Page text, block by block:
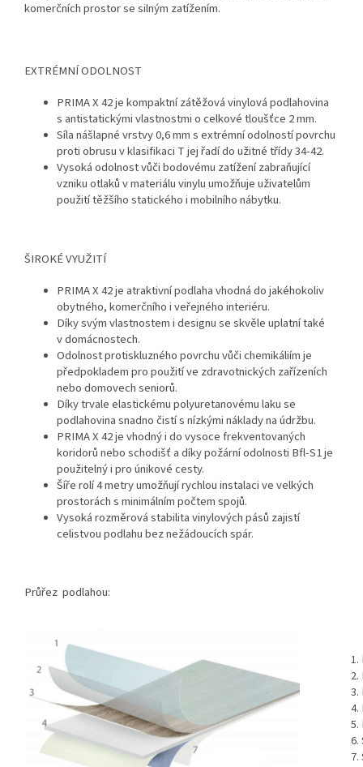
komerčních prostor se silným zatížením.
EXTRÉMNÍ ODOLNOST
PRIMA X 42 je kompaktní zátěžová vinylová podlahovina
s antistatickými vlastnostmi o celkové tloušťce 2 mm.
Síla nášlapné vrstvy 0,6 mm s extrémní odolností povrchu
proti obrusu v klasifikaci T jej řadí do užitné třídy 34-42.
Vysoká odolnost vůči bodovému zatížení zabraňující
vzniku otlaků v materiálu vinylu umožňuje uživatelům
použití těžšího statického i mobilního nábytku.
ŠIROKÉ VYUŽITÍ
PRIMA X 42 je atraktivní podlaha vhodná do jakéhokoliv
obytného, komerčního i veřejného interiéru.
Díky svým vlastnostem i designu se skvěle uplatní také
v domácnostech.
Odolnost protiskluzného povrchu vůči chemikáliím je
předpokladem pro použití ve zdravotnických zařízeních
nebo domovech seniorů.
Díky trvale elastickému polyuretanovému laku se
podlahovina snadno čistí s nízkými náklady na údržbu.
PRIMA X 42 je vhodný i do vysoce frekventovaných
koridorů nebo schodišť a díky požární odolnosti Bfl-S1 je
použitelný i pro únikové cesty.
Šíře rolí 4 metry umožňují rychlou instalaci ve velkých
prostorách s minimálním počtem spojů.
Vysoká rozměrová stabilita vinylových pásů zajistí
celistvou podlahu bez nežádoucích spár.
Průřez podlahou: